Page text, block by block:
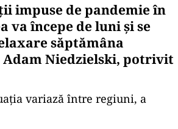
impuse de pandemie în
va începe de luni şi se
săptămâna
Niedzielski, potrivit
variază între regiuni, a